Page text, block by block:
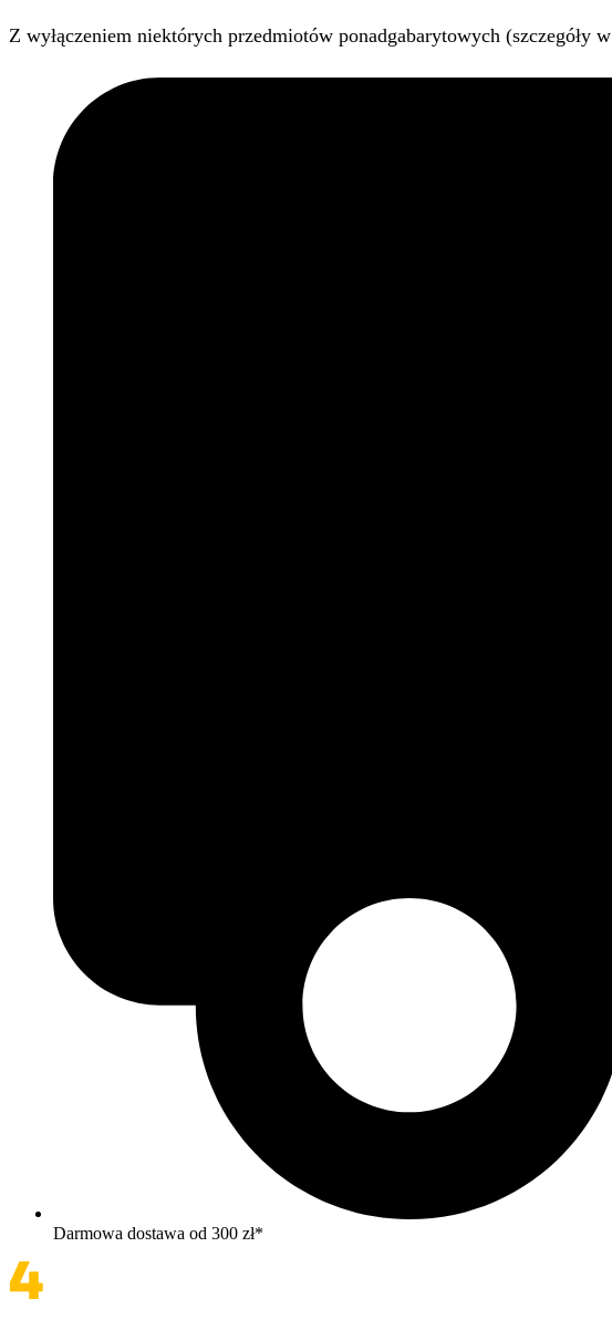
Z wyłączeniem niektórych przedmiotów ponadgabarytowych (szczegóły w
Darmowa dostawa od 300 zł*